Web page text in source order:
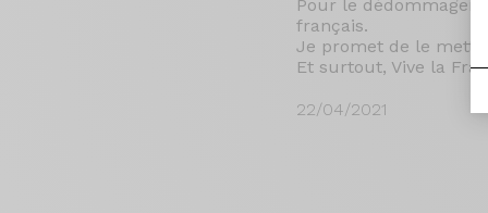
Pour le
français.
Je promet de le
Et surtout, Vive la
22/04/2021